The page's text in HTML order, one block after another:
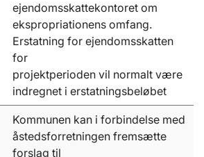
ejendomsskattekontoret om
ekspropriationens omfang.
Erstatning for ejendomsskatten
for
projektperioden vil normalt være
indregnet i erstatningsbeløbet
Kommunen kan i forbindelse med
åstedsforretningen fremsætte
forslag til